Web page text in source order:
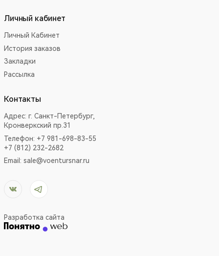
Личный кабинет
Личный Кабинет
История заказов
Закладки
Рассылка
Контакты
Адрес: г. Санкт-Петербург,
Кронверкский пр.31
Телефон: +7 981-698-83-55
+7 (812) 232-2682
Email: sale@voentursnar.ru
Разработка сайта